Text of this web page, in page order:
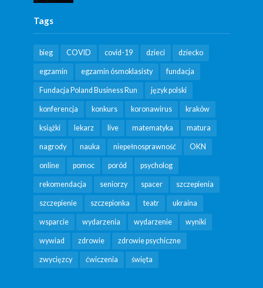
Tags
bieg COVID covid-19 dzieci dziecko
egzamin egzamin ósmoklasisty fundacja
Fundacja Poland Business Run język polski
konferencja konkurs koronawirus kraków
książki lekarz live matematyka matura
nagrody nauka niepełnosprawność OKN
online pomoc poród psycholog
rekomendacja seniorzy spacer szczepienia
szczepienie szczepionka teatr ukraina
wsparcie wydarzenia wydarzenie wyniki
wywiad zdrowie zdrowie psychiczne
zwycięzcy ćwiczenia święta